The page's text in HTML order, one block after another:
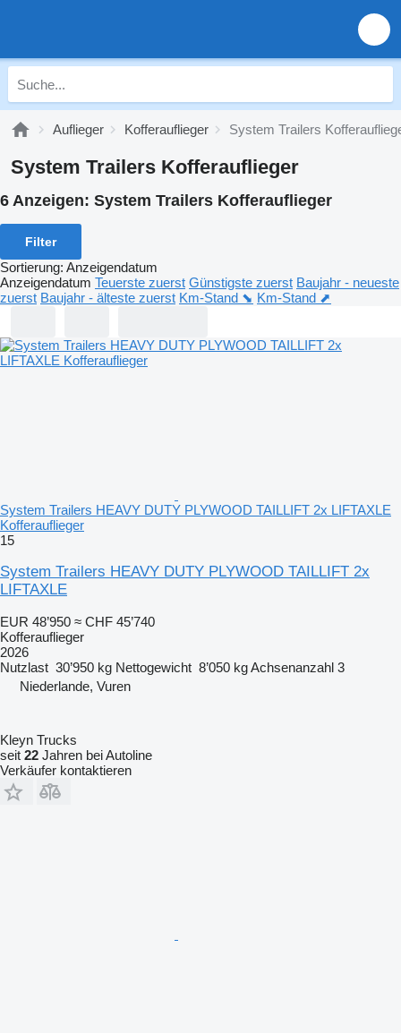
Auflieger Kofferauflieger System Trailers
System Trailers Kofferauflieger
6 Anzeigen: System Trailers Kofferauflieger
Filter
Sortierung: Anzeigendatum
Anzeigendatum Teuerste zuerst Günstigste zuerst Baujahr - neueste
zuerst Baujahr - älteste zuerst Km-Stand ⬊ Km-Stand ⬈
System Trailers HEAVY DUTY PLYWOOD TAILLIFT 2x LIFTAXLE
Kofferauflieger
15
System Trailers HEAVY DUTY PLYWOOD TAILLIFT 2x
LIFTAXLE
EUR 48’950 ≈ CHF 45’740
Kofferauflieger
2026
Nutzlast 30’950 kg Nettogewicht 8’050 kgAchsenanzahl 3
Niederlande, Vuren
Kleyn Trucks
seit 22 Jahren bei Autoline
Verkäufer kontaktieren